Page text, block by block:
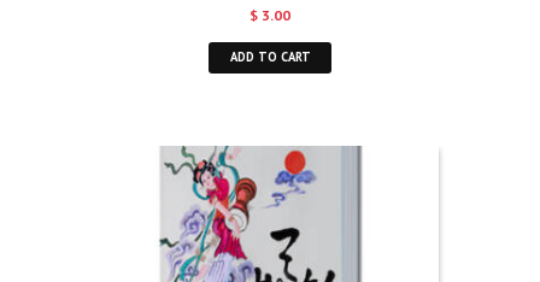
$ 3.00
ADD TO CART